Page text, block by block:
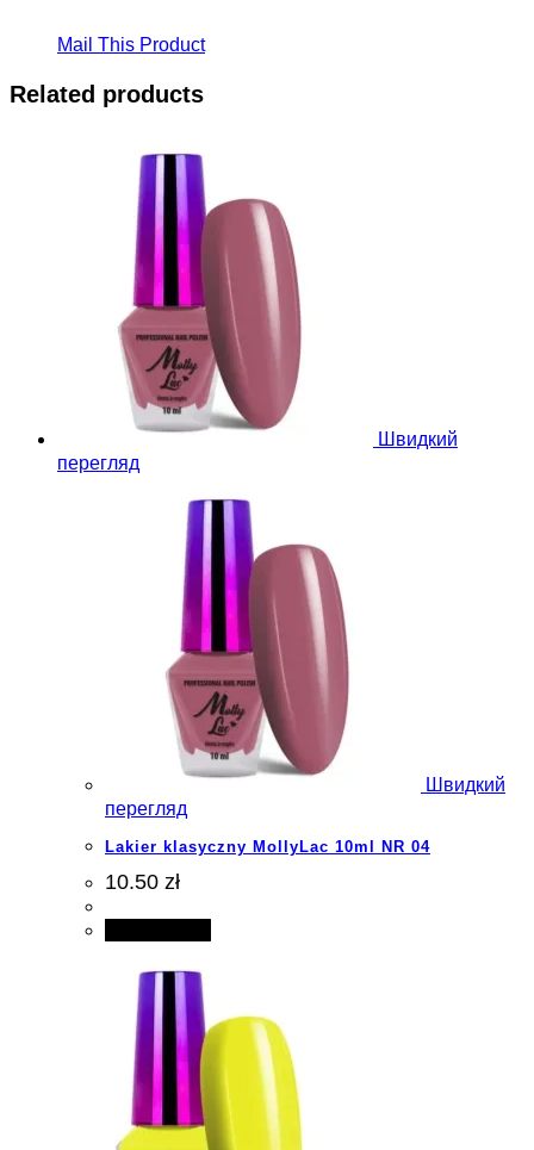
Mail This Product
Related products
Швидкий
перегляд
Швидкий
перегляд
Lakier klasyczny MollyLac 10ml NR 04
10.50 zł